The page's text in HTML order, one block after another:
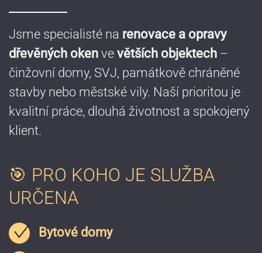
Jsme specialisté na renovace a opravy
dřevěných oken ve větších objektech –
činžovní domy, SVJ, památkově chráněné
stavby nebo městské vily. Naší prioritou je
kvalitní práce, dlouhá životnost a spokojený
klient.
🎯 PRO KOHO JE SLUŽBA
URČENA
Bytové domy